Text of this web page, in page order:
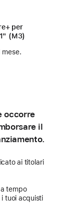
per
(M3)
mese.
occorre
il
ai titolari
tempo
tuoi acquisti